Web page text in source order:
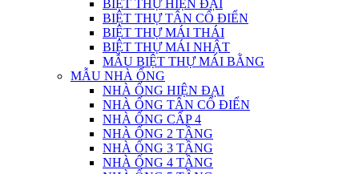
BIỆT THỰ HIỆN ĐẠI
BIỆT THỰ TÂN CỔ ĐIỂN
BIỆT THỰ MÁI THÁI
BIỆT THỰ MÁI NHẬT
MẪU BIỆT THỰ MÁI BẰNG
MẪU NHÀ ỐNG
NHÀ ỐNG HIỆN ĐẠI
NHÀ ỐNG TÂN CỔ ĐIỂN
NHÀ ỐNG CẤP 4
NHÀ ỐNG 2 TẦNG
NHÀ ỐNG 3 TẦNG
NHÀ ỐNG 4 TẦNG